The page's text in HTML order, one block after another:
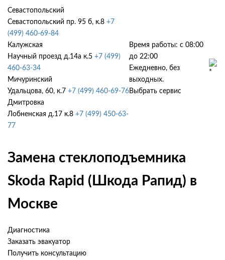
Севастопольский
Севастопольский пр. 95 б, к.8 +7
(499) 460-69-84
Калужская
Научный проезд д.14а к.5 +7 (499)
460-63-34
Мичуринский
Удальцова, 60, к.7 +7 (499) 460-69-76
Дмитровка
Лобненская д.17 к.8 +7 (499) 450-63-
77
Время работы: с 08:00
до 22:00
Ежедневно, без
выходных.
Выбрать сервис
Замена стеклоподъемника
Skoda Rapid (Шкода Рапид) в
Москве
Диагностика
Заказать эвакуатор
Получить консультацию